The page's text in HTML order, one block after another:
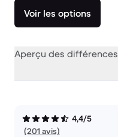
Voir les options
Aperçu des différences
4,4/5
(201 avis)